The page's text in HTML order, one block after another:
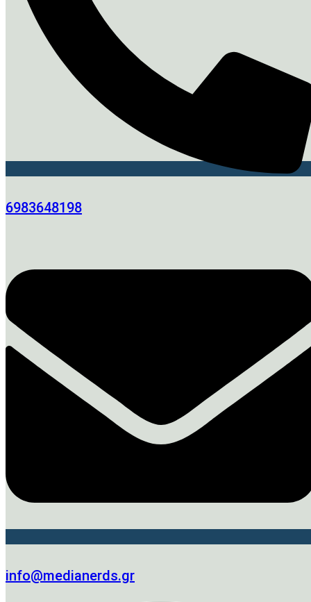
6983648198
info@medianerds.gr